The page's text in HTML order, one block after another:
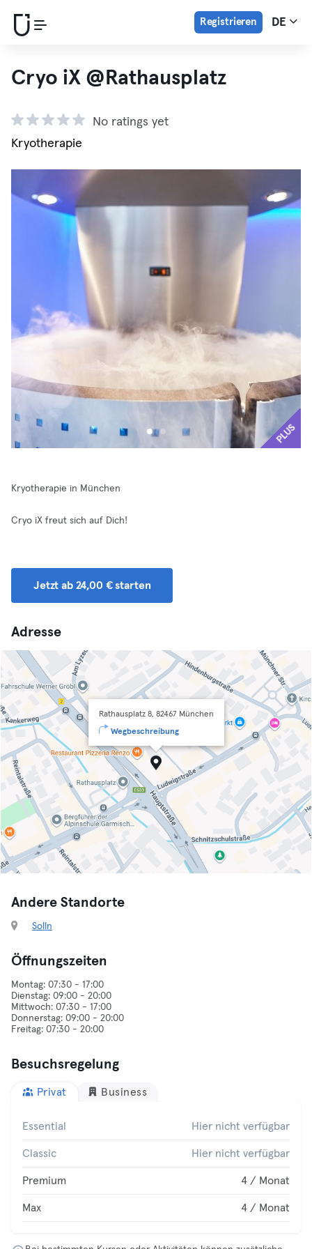
Registrieren DE
Cryo iX @Rathausplatz
No ratings yet
Kryotherapie
PLUS
Kryotherapie in München
Cryo iX freut sich auf Dich!
Jetzt ab 24,00 € starten
Adresse
Rathausplatz 8, 82467 München
Wegbeschreibung
Andere Standorte
Solln
Öffnungszeiten
Montag: 07:30 - 17:00
Dienstag: 09:00 - 20:00
Mittwoch: 07:30 - 17:00
Donnerstag: 09:00 - 20:00
Besuchsregelung
Privat Business
Essential Hier nicht verfügbar
Classic Hier nicht verfügbar
Premium 4 / Monat
Max 4 / Monat